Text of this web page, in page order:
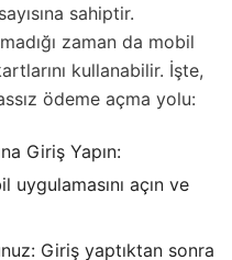
sahiptir.
zaman da mobil
kullanabilir. İşte,
ödeme açma yolu:
Giriş Yapın:
uygulamasını açın ve
Giriş yaptıktan sonra